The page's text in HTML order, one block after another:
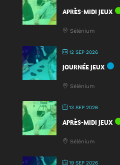
APRÈS-MIDI JEUX
Sélénium
12 SEP 2026
JOURNÉE JEUX
Sélénium
13 SEP 2026
APRÈS-MIDI JEUX
Sélénium
19 SEP 2026